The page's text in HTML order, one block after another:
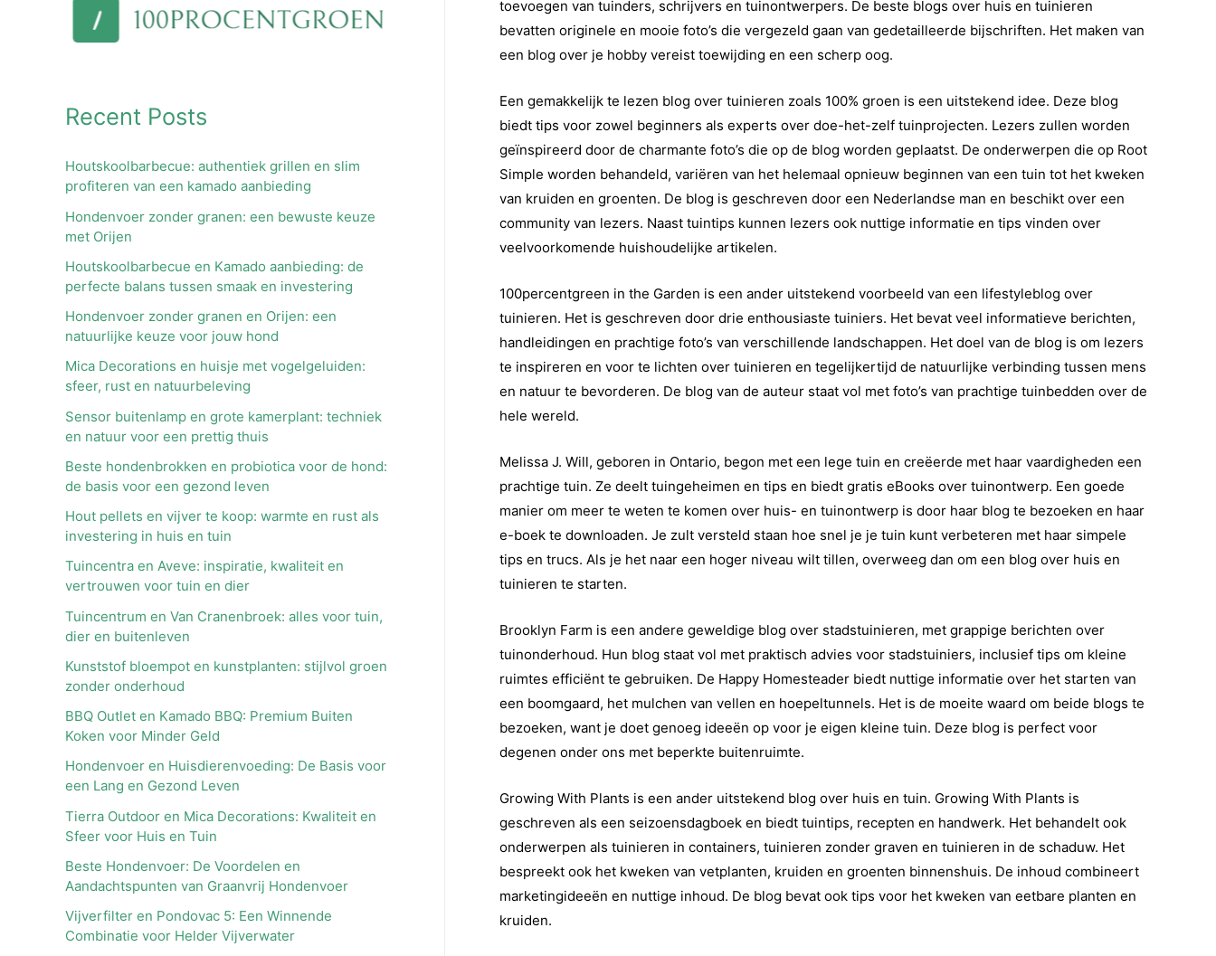
Recent Posts
Houtskoolbarbecue: authentiek grillen en slim
profiteren van een kamado aanbieding
Hondenvoer zonder granen: een bewuste keuze
met Orijen
Houtskoolbarbecue en Kamado aanbieding: de
perfecte balans tussen smaak en investering
Hondenvoer zonder granen en Orijen: een
natuurlijke keuze voor jouw hond
Mica Decorations en huisje met vogelgeluiden:
sfeer, rust en natuurbeleving
Sensor buitenlamp en grote kamerplant: techniek
en natuur voor een prettig thuis
Beste hondenbrokken en probiotica voor de hond:
de basis voor een gezond leven
Hout pellets en vijver te koop: warmte en rust als
investering in huis en tuin
Tuincentra en Aveve: inspiratie, kwaliteit en
vertrouwen voor tuin en dier
Tuincentrum en Van Cranenbroek: alles voor tuin,
dier en buitenleven
Kunststof bloempot en kunstplanten: stijlvol groen
zonder onderhoud
BBQ Outlet en Kamado BBQ: Premium Buiten
Koken voor Minder Geld
Hondenvoer en Huisdierenvoeding: De Basis voor
een Lang en Gezond Leven
Tierra Outdoor en Mica Decorations: Kwaliteit en
Sfeer voor Huis en Tuin
Beste Hondenvoer: De Voordelen en
Aandachtspunten van Graanvrij Hondenvoer
Vijverfilter en Pondovac 5: Een Winnende
Combinatie voor Helder Vijverwater
toevoegen van tuinders, schrijvers en tuinontwerpers. De beste blogs over huis en tuinieren
bevatten originele en mooie foto’s die vergezeld gaan van gedetailleerde bijschriften. Het maken van
een blog over je hobby vereist toewijding en een scherp oog.
Een gemakkelijk te lezen blog over tuinieren zoals 100% groen is een uitstekend idee. Deze blog
biedt tips voor zowel beginners als experts over doe-het-zelf tuinprojecten. Lezers zullen worden
geïnspireerd door de charmante foto’s die op de blog worden geplaatst. De onderwerpen die op Root
Simple worden behandeld, variëren van het helemaal opnieuw beginnen van een tuin tot het kweken
van kruiden en groenten. De blog is geschreven door een Nederlandse man en beschikt over een
community van lezers. Naast tuintips kunnen lezers ook nuttige informatie en tips vinden over
veelvoorkomende huishoudelijke artikelen.
100percentgreen in the Garden is een ander uitstekend voorbeeld van een lifestyleblog over
tuinieren. Het is geschreven door drie enthousiaste tuiniers. Het bevat veel informatieve berichten,
handleidingen en prachtige foto’s van verschillende landschappen. Het doel van de blog is om lezers
te inspireren en voor te lichten over tuinieren en tegelijkertijd de natuurlijke verbinding tussen mens
en natuur te bevorderen. De blog van de auteur staat vol met foto’s van prachtige tuinbedden over de
hele wereld.
Melissa J. Will, geboren in Ontario, begon met een lege tuin en creëerde met haar vaardigheden een
prachtige tuin. Ze deelt tuingeheimen en tips en biedt gratis eBooks over tuinontwerp. Een goede
manier om meer te weten te komen over huis- en tuinontwerp is door haar blog te bezoeken en haar
e-boek te downloaden. Je zult versteld staan ​​hoe snel je je tuin kunt verbeteren met haar simpele
tips en trucs. Als je het naar een hoger niveau wilt tillen, overweeg dan om een ​​blog over huis en
tuinieren te starten.
Brooklyn Farm is een andere geweldige blog over stadstuinieren, met grappige berichten over
tuinonderhoud. Hun blog staat vol met praktisch advies voor stadstuiniers, inclusief tips om kleine
ruimtes efficiënt te gebruiken. De Happy Homesteader biedt nuttige informatie over het starten van
een boomgaard, het mulchen van vellen en hoepeltunnels. Het is de moeite waard om beide blogs te
bezoeken, want je doet genoeg ideeën op voor je eigen kleine tuin. Deze blog is perfect voor
degenen onder ons met beperkte buitenruimte.
Growing With Plants is een ander uitstekend blog over huis en tuin. Growing With Plants is
geschreven als een seizoensdagboek en biedt tuintips, recepten en handwerk. Het behandelt ook
onderwerpen als tuinieren in containers, tuinieren zonder graven en tuinieren in de schaduw. Het
bespreekt ook het kweken van vetplanten, kruiden en groenten binnenshuis. De inhoud combineert
marketingideeën en nuttige inhoud. De blog bevat ook tips voor het kweken van eetbare planten en
kruiden.